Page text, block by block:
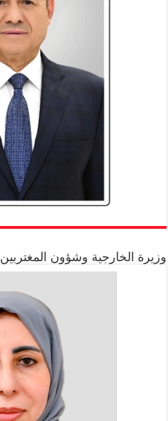
وزيرة الخارجية وشؤون المغتربين